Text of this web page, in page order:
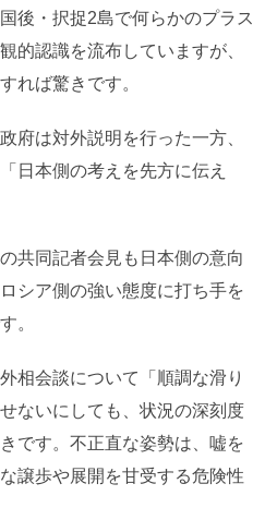
後・択捉2島で何らかのプラス
的認識を流布していますが、
れば驚きです。
府は対外説明を行った一方、
日本側の考えを先方に伝え
共同記者会見も日本側の意向
シア側の強い態度に打ち手を
。
相会談について「順調な滑り
ないにしても、状況の深刻度
です。不正直な姿勢は、嘘を
譲歩や展開を甘受する危険性